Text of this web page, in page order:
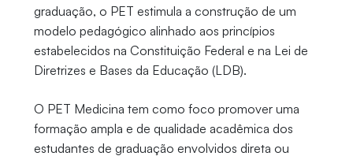
graduação, o PET estimula a construção de um
modelo pedagógico alinhado aos princípios
estabelecidos na Constituição Federal e na Lei de
Diretrizes e Bases da Educação (LDB).
O PET Medicina tem como foco promover uma
formação ampla e de qualidade acadêmica dos
estudantes de graduação envolvidos direta ou